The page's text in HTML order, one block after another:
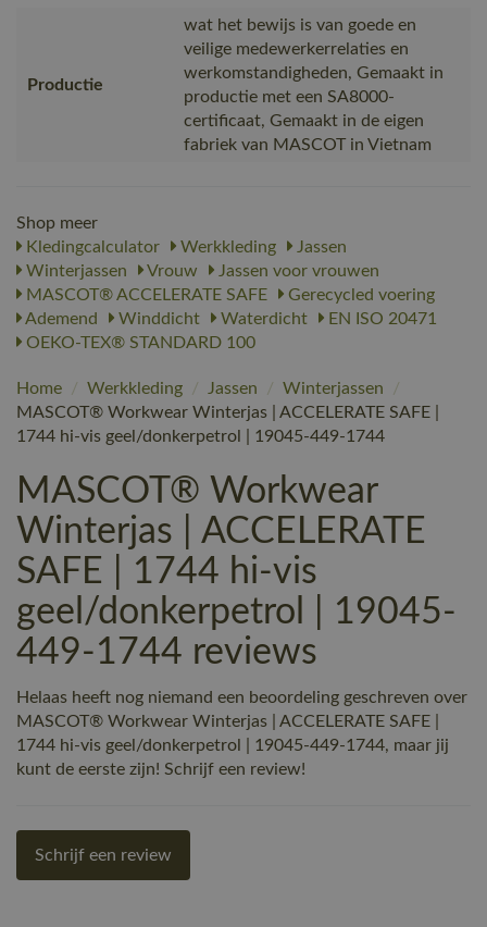
Productie
wat het bewijs is van goede en
veilige medewerkerrelaties en
werkomstandigheden, Gemaakt in
productie met een SA8000-
certificaat, Gemaakt in de eigen
fabriek van MASCOT in Vietnam
Shop meer
Kledingcalculator
Werkkleding
Jassen
Winterjassen
Vrouw
Jassen voor vrouwen
MASCOT® ACCELERATE SAFE
Gerecycled voering
Ademend
Winddicht Waterdicht
EN ISO 20471
OEKO-TEX® STANDARD 100
Home / Werkkleding / Jassen / Winterjassen
/
MASCOT® Workwear Winterjas | ACCELERATE SAFE |
1744 hi-vis geel/donkerpetrol | 19045-449-1744
MASCOT® Workwear
Winterjas | ACCELERATE
SAFE | 1744 hi-vis
geel/donkerpetrol | 19045-
449-1744 reviews
Helaas heeft nog niemand een beoordeling geschreven over
MASCOT® Workwear Winterjas | ACCELERATE SAFE |
1744 hi-vis geel/donkerpetrol | 19045-449-1744, maar jij
kunt de eerste zijn! Schrijf een review!
Schrijf een review